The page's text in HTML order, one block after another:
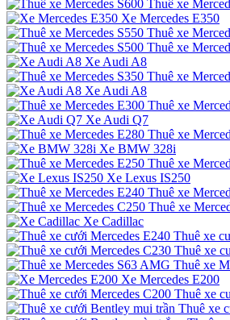
Thuê xe
Xe Mercedes E350
Thuê xe
Thuê xe
Xe Audi A8
Thuê xe
Xe Audi A8
Thuê xe
Xe Audi Q7
Thuê xe
Xe BMW 328i
Thuê xe
Xe Lexus IS250
Thuê xe
Thuê xe
Xe Cadillac
Thuê xe
Thuê xe
Thuê xe
Xe Mercedes E200
Thuê xe
Thuê xe